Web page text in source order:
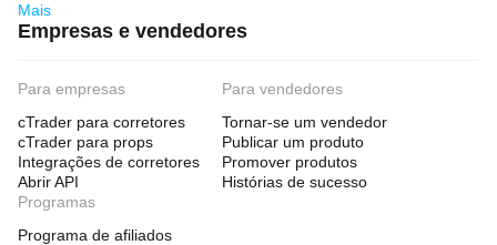
Mais
Empresas e vendedores
Para empresas
cTrader para corretores
cTrader para props
Integrações de corretores
Abrir API
Para vendedores
Tornar-se um vendedor
Publicar um produto
Promover produtos
Histórias de sucesso
Programas
Programa de afiliados